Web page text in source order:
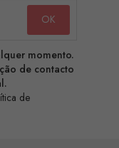
momento.
de contacto
de